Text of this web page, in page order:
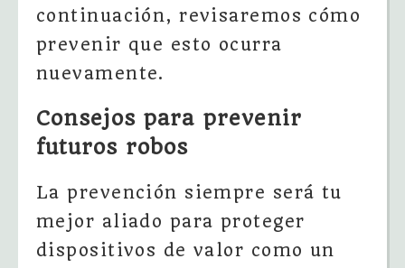
continuación, revisaremos cómo
prevenir que esto ocurra
nuevamente.
Consejos para prevenir
futuros robos
La prevención siempre será tu
mejor aliado para proteger
dispositivos de valor como un